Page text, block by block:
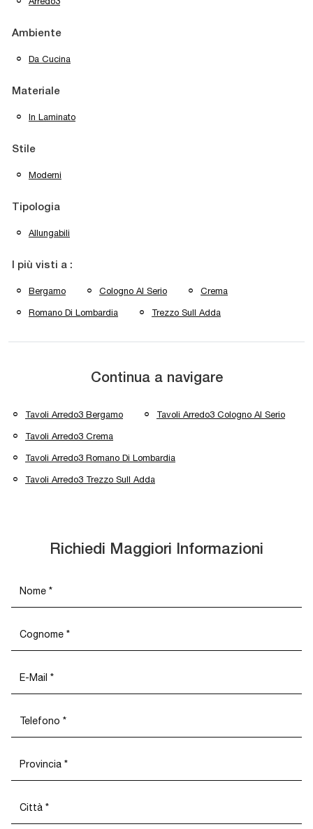
Ambiente
Da Cucina
Materiale
In Laminato
Stile
Moderni
Tipologia
Allungabili
I più visti a :
Bergamo Cologno Al Serio Crema
Romano Di Lombardia Trezzo Sull Adda
Continua a navigare
Tavoli Arredo3 Bergamo Tavoli Arredo3 Cologno Al Serio
Tavoli Arredo3 Crema
Tavoli Arredo3 Romano Di Lombardia
Tavoli Arredo3 Trezzo Sull Adda
Richiedi Maggiori Informazioni